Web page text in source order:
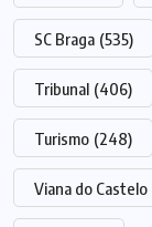
SC Braga (535)
Tribunal (406)
Turismo (248)
Viana do Castelo